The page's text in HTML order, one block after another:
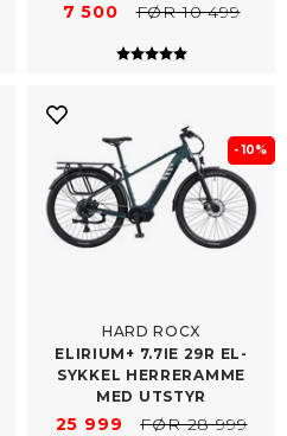
7 500 FØR 10 499
Karakter:
5.0 av 5
- 10%
HARD ROCX
ELIRIUM+ 7.7IE 29R EL-​
SYKKEL HERRERAMME
MED UTSTYR
25 999 FØR 28 999